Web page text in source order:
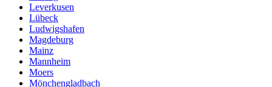
Leverkusen
Lübeck
Ludwigshafen
Magdeburg
Mainz
Mannheim
Moers
Mönchengladbach